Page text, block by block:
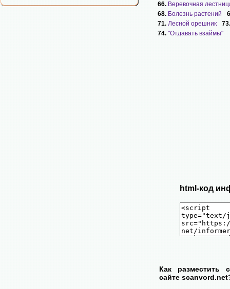
66. Веревочная
68. Болезнь растений
71. Лесной орешник
74. "Отдавать взаймы"
html-код
Как разместить
сайте